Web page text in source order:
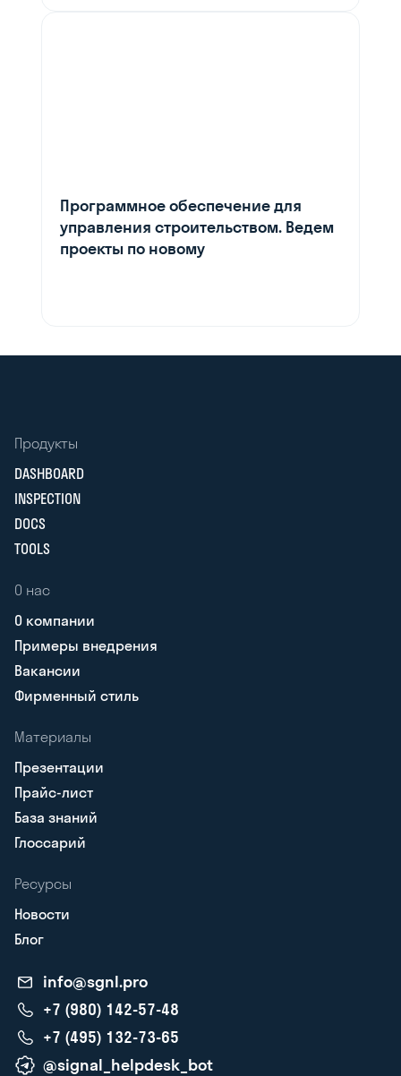
Программное обеспечение для
управления строительством. Ведем
проекты по новому
Продукты
DASHBOARD
INSPECTION
DOCS
TOOLS
О нас
О компании
Примеры внедрения
Вакансии
Фирменный стиль
Материалы
Презентации
Прайс-лист
База знаний
Глоссарий
Ресурсы
Новости
Блог
info@sgnl.pro
+7 (980) 142-57-48
+7 (495) 132-73-65
@signal_helpdesk_bot